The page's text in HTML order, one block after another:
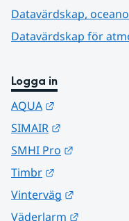
Datavärdskap,
Datavärdskap för
Logga in
AQUA
SIMAIR
SMHI Pro
Timbr
Vinterväg
Väderlarm